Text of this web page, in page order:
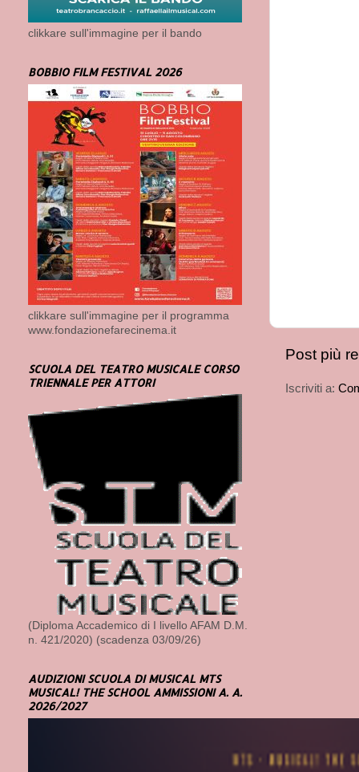
Post più
Iscriviti a:
clikkare sull'immagine per il bando
BOBBIO FILM FESTIVAL 2026
clikkare sull'immagine per il programma
www.fondazionefarecinema.it
SCUOLA DEL TEATRO MUSICALE CORSO
TRIENNALE PER ATTORI
(Diploma Accademico di I livello AFAM D.M.
n. 421/2020) (scadenza 03/09/26)
AUDIZIONI SCUOLA DI MUSICAL MTS
MUSICAL! THE SCHOOL AMMISSIONI A. A.
2026/2027